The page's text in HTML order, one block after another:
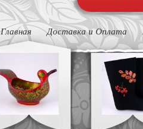
Главная Доставка и Оплата